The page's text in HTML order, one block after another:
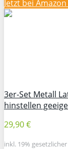
Jetzt bei
3er-Set Metall
hinstellen
29,90 €
inkl. 19%